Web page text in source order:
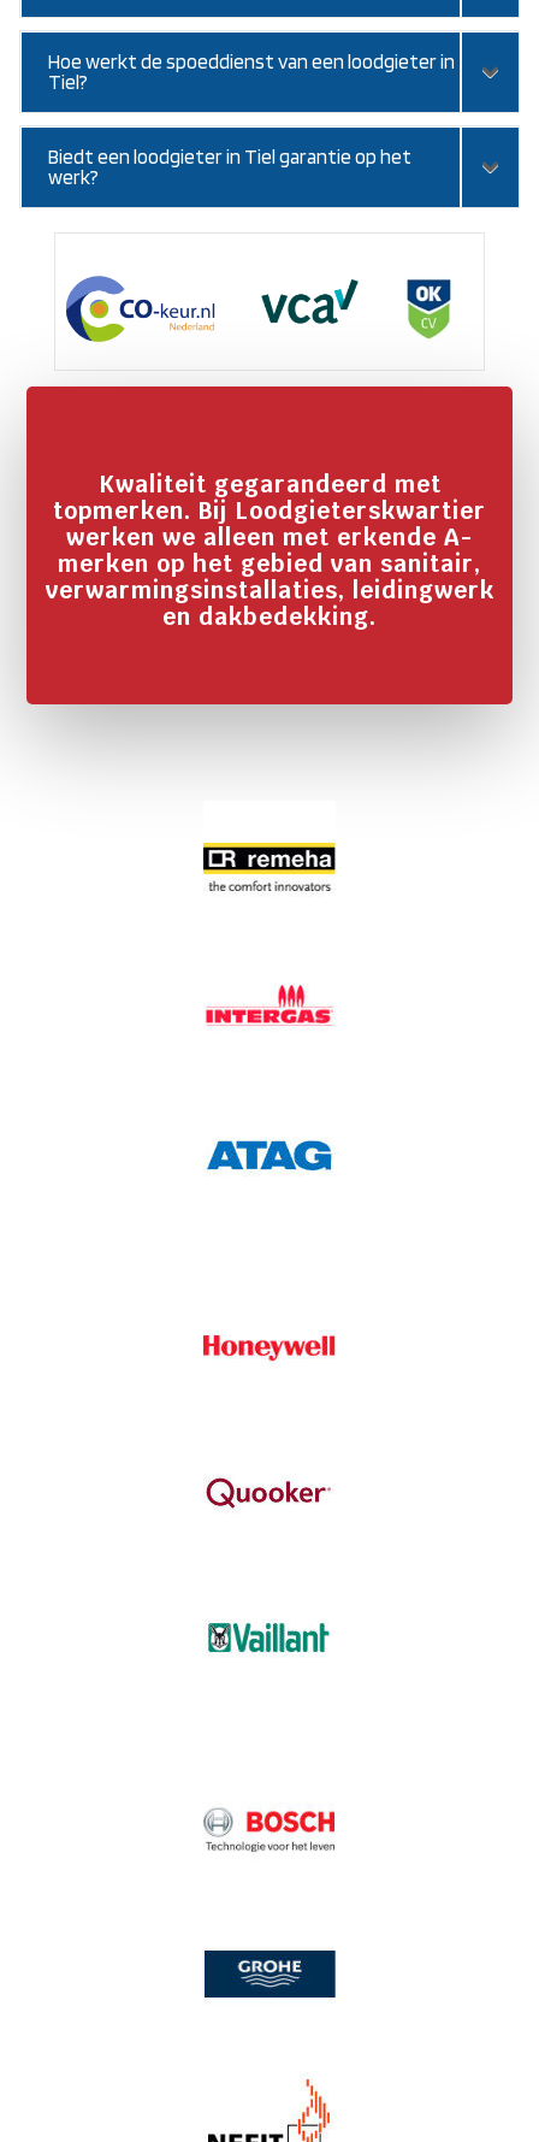
Hoe werkt de spoeddienst van een loodgieter in
Tiel?
Biedt een loodgieter in Tiel garantie op het
werk?
Kwaliteit gegarandeerd met
topmerken. Bij Loodgieterskwartier
werken we alleen met erkende A-
merken op het gebied van sanitair,
verwarmingsinstallaties, leidingwerk
en dakbedekking.